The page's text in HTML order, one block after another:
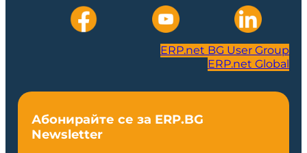
ERP.net BG User Group
ERP.net Global
Абонирайте се за ERP.BG
Newsletter